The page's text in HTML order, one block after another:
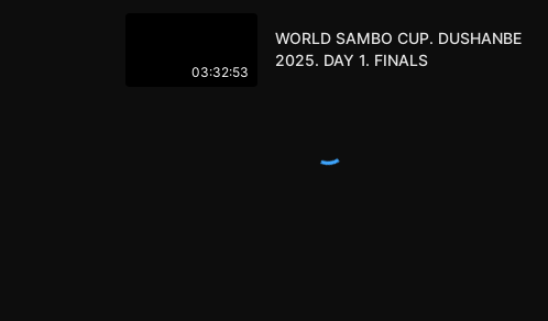
03:32:53
WORLD SAMBO CUP. DUSHANBE
2025. DAY 1. FINALS